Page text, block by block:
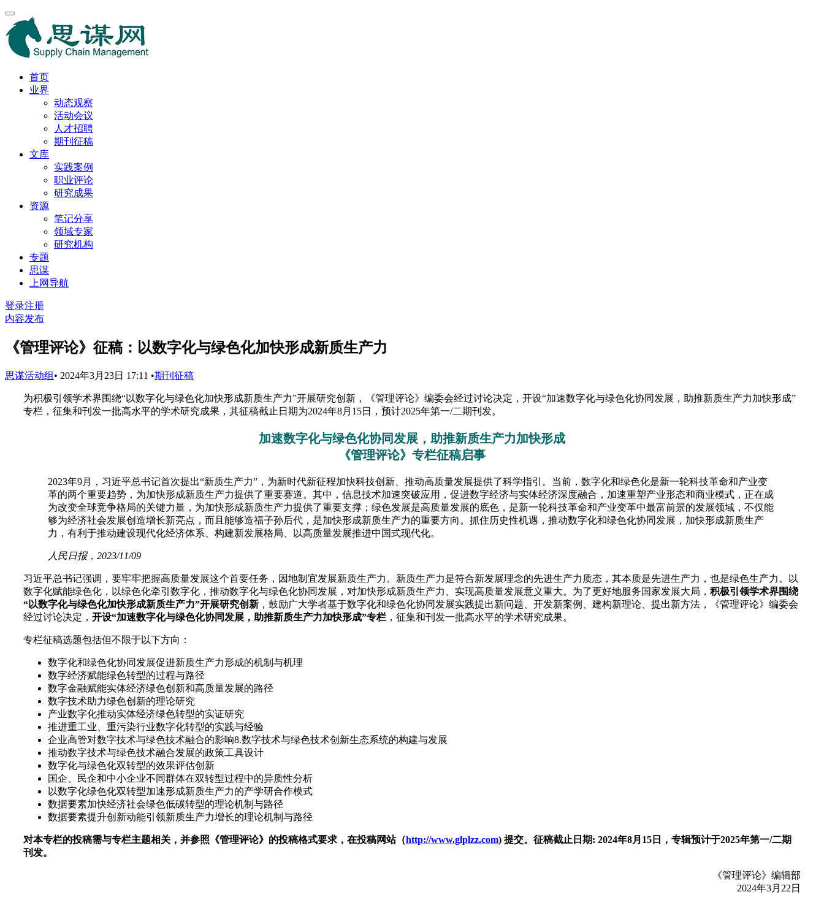
首页
业界
动态观察
活动会议
人才招聘
期刊征稿
文库
实践案例
职业评论
研究成果
资源
笔记分享
领域专家
研究机构
专题
思谋
上网导航
登录注册
内容发布
《管理评论》征稿：以数字化与绿色化加快形成新质生产力
思谋活动组 • 2024年3月23日 17:11 •期刊征稿
为积极引领学术界围绕“以数字化与绿色化加快形成新质生产力”开展研究创新，《管理评论》编委会经过讨论决定，开设“加速数字化与绿色化协同发展，助推新质生产力加快形成”
专栏，征集和刊发一批高水平的学术研究成果，其征稿截止日期为2024年8月15日，预计2025年第一/二期刊发。
加速数字化与绿色化协同发展，助推新质生产力加快形成
《管理评论》专栏征稿启事
2023年9月，习近平总书记首次提出“新质生产力”，为新时代新征程加快科技创新、推动高质量发展提供了科学指引。当前，数字化和绿色化是新一轮科技革命和产业变
革的两个重要趋势，为加快形成新质生产力提供了重要赛道。其中，信息技术加速突破应用，促进数字经济与实体经济深度融合，加速重塑产业形态和商业模式，正在成
为改变全球竞争格局的关键力量，为加快形成新质生产力提供了重要支撑；绿色发展是高质量发展的底色，是新一轮科技革命和产业变革中最富前景的发展领域，不仅能
够为经济社会发展创造增长新亮点，而且能够造福子孙后代，是加快形成新质生产力的重要方向。抓住历史性机遇，推动数字化和绿色化协同发展，加快形成新质生产
力，有利于推动建设现代化经济体系、构建新发展格局、以高质量发展推进中国式现代化。
人民日报，2023/11/09
习近平总书记强调，要牢牢把握高质量发展这个首要任务，因地制宜发展新质生产力。新质生产力是符合新发展理念的先进生产力质态，其本质是先进生产力，也是绿色生产力。以
数字化赋能绿色化，以绿色化牵引数字化，推动数字化与绿色化协同发展，对加快形成新质生产力、实现高质量发展意义重大。为了更好地服务国家发展大局， 积极引领学术界围绕
“以数字化与绿色化加快形成新质生产力”开展研究创新 ，鼓励广大学者基于数字化和绿色化协同发展实践提出新问题、开发新案例、建构新理论、提出新方法，《管理评论》编委会
经过讨论决定， 开设“加速数字化与绿色化协同发展，助推新质生产力加快形成”专栏 ，征集和刊发一批高水平的学术研究成果。
专栏征稿选题包括但不限于以下方向：
数字化和绿色化协同发展促进新质生产力形成的机制与机理
数字经济赋能绿色转型的过程与路径
数字金融赋能实体经济绿色创新和高质量发展的路径
数字技术助力绿色创新的理论研究
产业数字化推动实体经济绿色转型的实证研究
推进重工业、重污染行业数字化转型的实践与经验
企业高管对数字技术与绿色技术融合的影响8.数字技术与绿色技术创新生态系统的构建与发展
推动数字技术与绿色技术融合发展的政策工具设计
数字化与绿色化双转型的效果评估创新
国企、民企和中小企业不同群体在双转型过程中的异质性分析
以数字化绿色化双转型加速形成新质生产力的产学研合作模式
数据要素加快经济社会绿色低碳转型的理论机制与路径
数据要素提升创新动能引领新质生产力增长的理论机制与路径
对本专栏的投稿需与专栏主题相关，并参照《管理评论》的投稿格式要求，在投稿网站（http://www.glplzz.com) 提交。征稿截止日期: 2024年8月15日，专辑预计于2025年第一/二期
刊发。
《管理评论》编辑部
2024年3月22日